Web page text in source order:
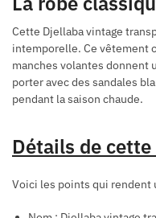
Cette Djellaba vintage
intemporelle. Ce vêtement
manches volantes donnent
porter avec des sandales
pendant la saison chaude.
Détails de
Voici les points qui rendent